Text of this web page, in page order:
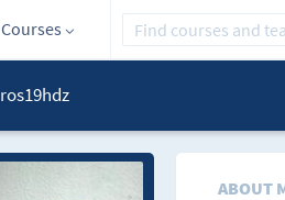
Courses
ros19hdz
ABOUT